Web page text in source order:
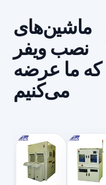
ماشین‌های
نصب ویفر
که ما عرضه
می‌کنیم